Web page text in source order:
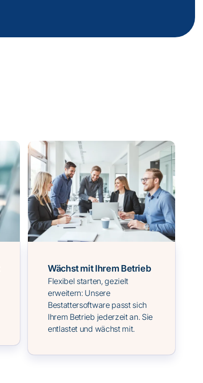
Wächst mit Ihrem Betrieb
Flexibel starten, gezielt
erweitern: Unsere
Bestattersoftware passt sich
Ihrem Betrieb jederzeit an. Sie
entlastet und wächst mit.